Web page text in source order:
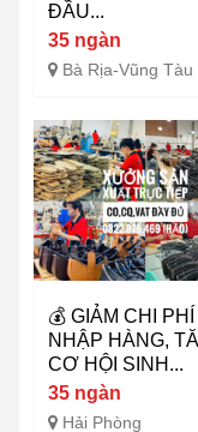
ĐẦU...
35 ngàn
Bà Rịa-Vũng Tàu
💰 GIẢM CHI PHÍ
NHẬP HÀNG,
CƠ HỘI SINH...
35 ngàn
Hải Phòng